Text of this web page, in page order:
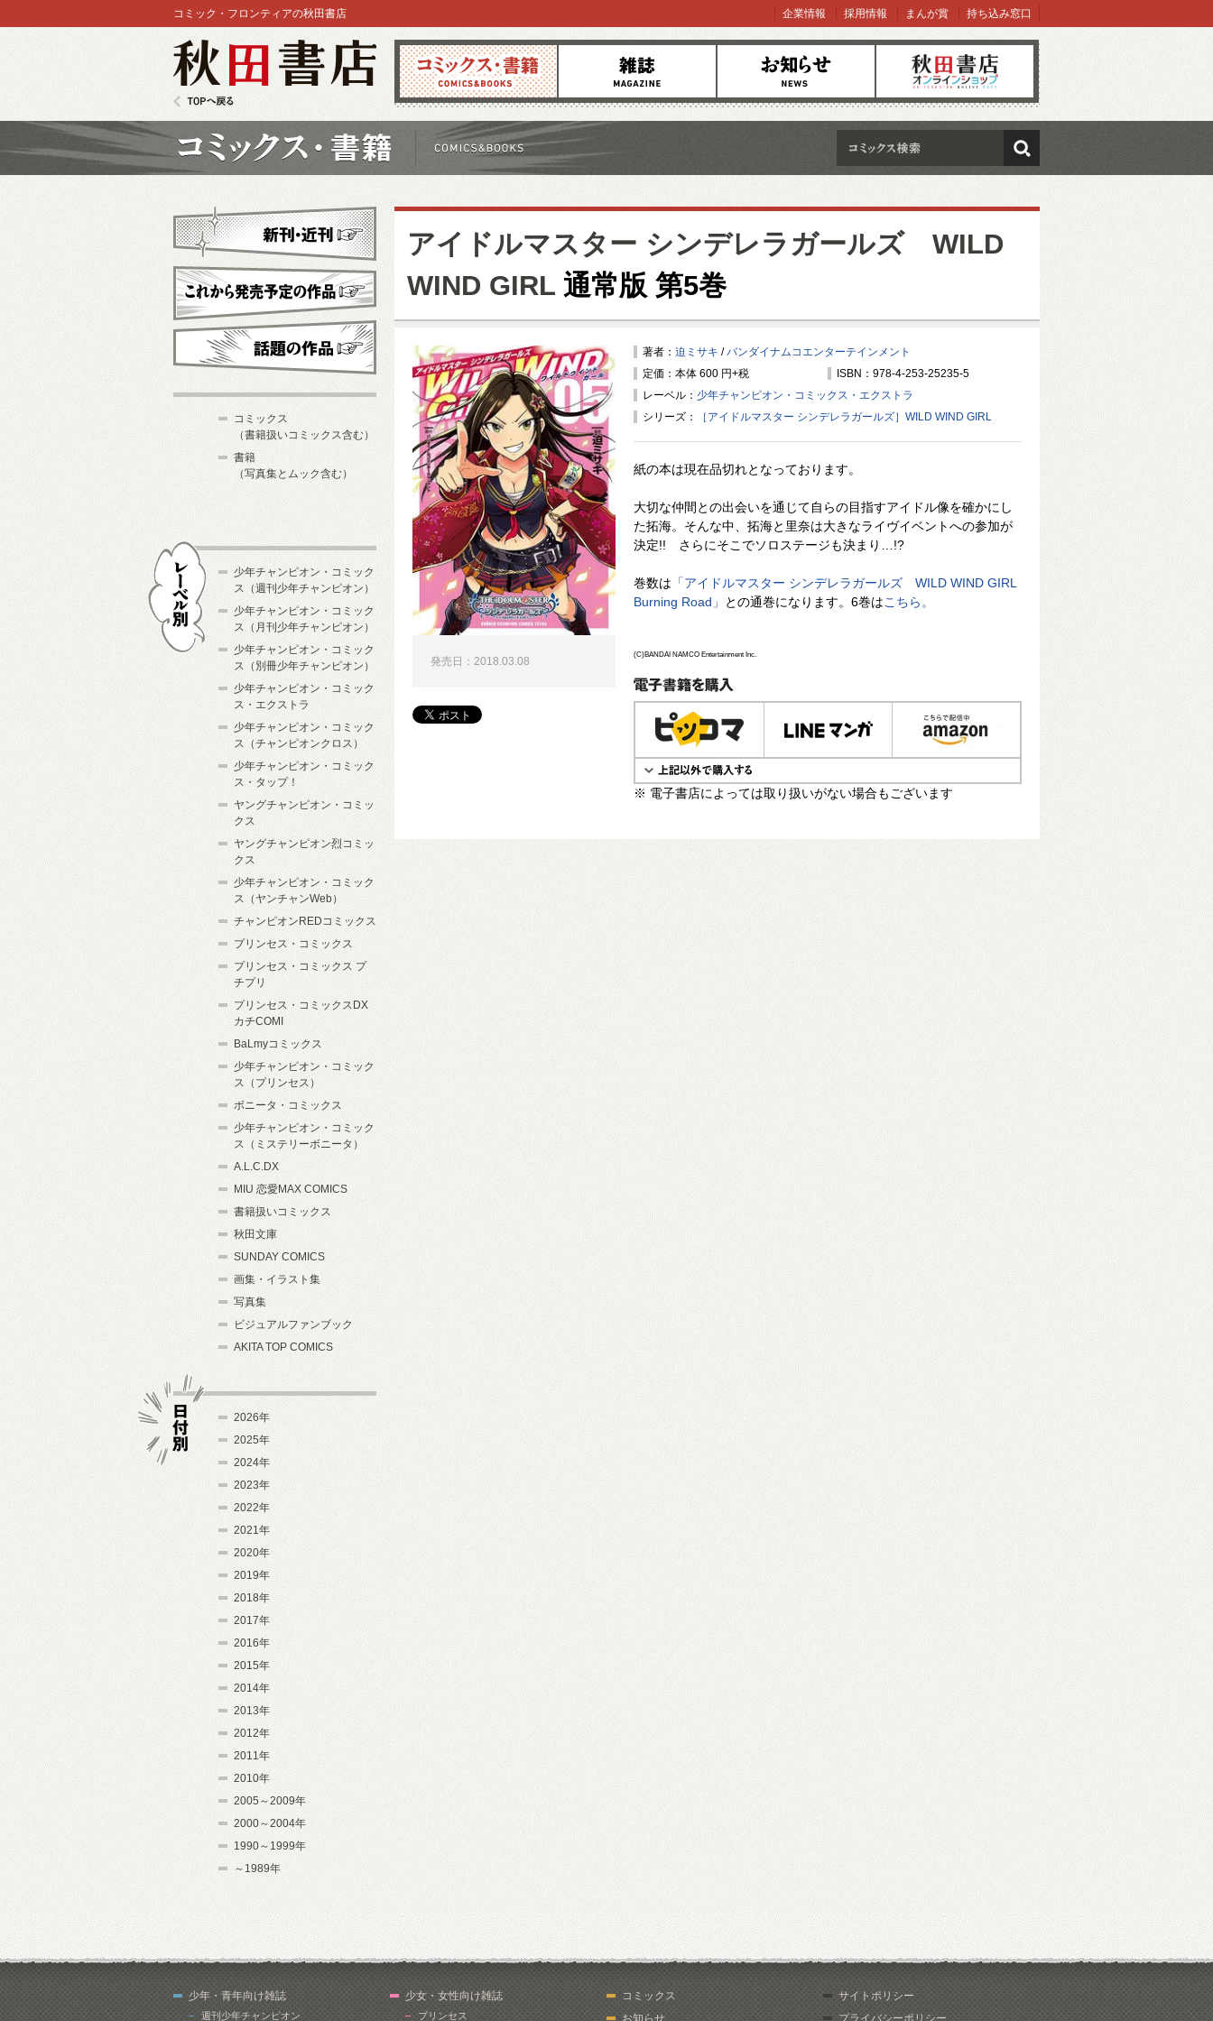
コミックス 雑誌 お知らせ オンラインショップ
コミック・フロンティアの秋田書店 企業情報 採用情報 まんが賞 持ち込み窓口
検索
アイドルマスター シンデレラガールズ WILD
WIND GIRL 通常版 第5巻
著者： 迫ミサキ /バンダイナムコエンターテインメント
定価：本体 600 円+税
ISBN：978-4-253-25235-5
レーベル： 少年チャンピオン・コミックス・エクストラ
シリーズ：
［アイドルマスター シンデレラガールズ］WILD WIND GIRL
紙の本は現在品切れとなっております。
大切な仲間との出会いを通じて自らの目指すアイドル像を確かにし
た拓海。そんな中、拓海と里奈は大きなライヴイベントへの参加が
決定!! さらにそこでソロステージも決まり…!?
巻数は 「アイドルマスター シンデレラガールズ WILD WIND GIRL
Burning Road」
との通巻になります。6巻はこちら。
(C)BANDAI NAMCO Entertainment Inc.
電子書籍で購入
※ 電子書店によっては取り扱いがない場合もございます
発売日：2018.03.08
新刊・近刊
これから発売予定
コミックス
（書籍扱いコミックス含む）
書籍
（写真集とムック含む）
少年チャンピオン・コミック
ス（週刊少年チャンピオン）
少年チャンピオン・コミック
ス（月刊少年チャンピオン）
少年チャンピオン・コミック
ス（別冊少年チャンピオン）
少年チャンピオン・コミック
ス・エクストラ
少年チャンピオン・コミック
ス（チャンピオンクロス）
少年チャンピオン・コミック
ス・タップ！
ヤングチャンピオン・コミッ
クス
ヤングチャンピオン烈コミッ
クス
少年チャンピオン・コミック
ス（ヤンチャンWeb）
チャンピオンREDコミックス
プリンセス・コミックス
プリンセス・コミックス プ
チプリ
プリンセス・コミックスDX
カチCOMI
BaLmyコミックス
少年チャンピオン・コミック
ス（プリンセス）
ボニータ・コミックス
少年チャンピオン・コミック
ス（ミステリーボニータ）
A.L.C.DX
MIU 恋愛MAX COMICS
書籍扱いコミックス
秋田文庫
SUNDAY COMICS
画集・イラスト集
写真集
ビジュアルファンブック
AKITA TOP COMICS
2026年
2025年
2024年
2023年
2022年
2021年
2020年
2019年
2018年
2017年
2016年
2015年
2014年
2013年
2012年
2011年
2010年
2005～2009年
2000～2004年
1990～1999年
～1989年
少年・青年向け雑誌
週刊少年チャンピオン
少女・女性向け雑誌
プリンセス
コミックス
お知らせ
サイトポリシー
プライバシーポリシー